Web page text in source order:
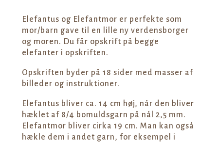
Elefantus og Elefantmor er perfekte som
mor/barn gave til en lille ny verdensborger
og moren. Du får opskrift på begge
elefanter i opskriften.
Opskriften byder på 18 sider med masser af
billeder og instruktioner.
Elefantus bliver ca. 14 cm høj, når den bliver
hæklet af 8/4 bomuldsgarn på nål 2,5 mm.
Elefantmor bliver cirka 19 cm. Man kan også
hækle dem i andet garn, for eksempel i